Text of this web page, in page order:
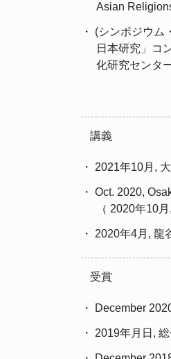
Asian
・ (シンポジウ
日本研究」コ
化研究センタ
講義
・ 2021年10月,
・ Oct. 2020,
（ 2020年10
・ 2020年4月,
受賞
・ December
・ 2019年月日,